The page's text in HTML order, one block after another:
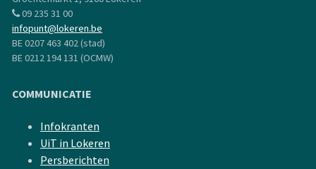
09 235 31 00
infopunt@lokeren.be
BE 0207 463 402 (stad)
BE 0212 194 131 (OCMW)
COMMUNICATIE
Infokranten
UiT in Lokeren
Persberichten